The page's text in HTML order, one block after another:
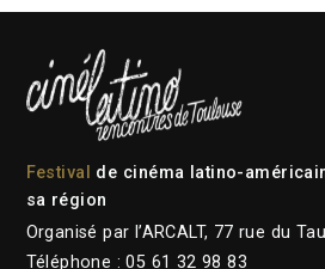
Festival
de cinéma latino-
sa région
Organisé par l’ARCALT, 77 rue du
Téléphone : 05 61 32 98 83